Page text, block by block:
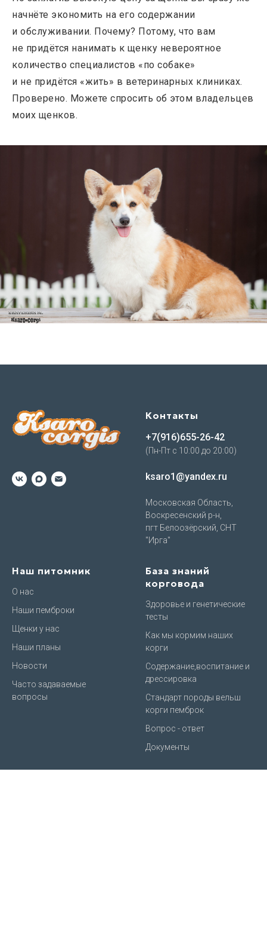
начнёте экономить на его содержании
и обслуживании. Почему? Потому, что вам
не придётся нанимать к щенку невероятное
количество специалистов «по собаке»
и не придётся «жить» в ветеринарных клиниках.
Проверено. Можете спросить об этом владельцев
моих щенков.
Контакты
+7(916)655-26-42
(Пн-Пт с 10:00 до 20:00)
ksaro1@yandex.ru
Московская Область,
Воскресенский р-н,
пгт Белоозёрский, СНТ
"Ирга"
Наш питомник
О нас
Наши пемброки
Щенки у нас
Наши планы
Новости
Часто задаваемые
вопросы
База знаний
корговода
Здоровье и генетические
тесты
Как мы кормим наших
корги
Содержание,воспитание и
дрессировка
Стандарт породы вельш
корги пемброк
Вопрос - ответ
Документы